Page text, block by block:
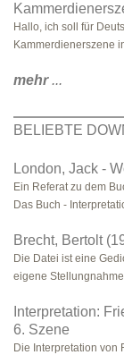
Hallo, ich soll für
Kammerdienerszene
mehr...
BELIEBTE
London, Jack -
Ein Referat zu dem
Das Buch -
Brecht, Bertolt
Die Datei ist eine
eigene
Interpretation:
6. Szene
Die Interpretation von